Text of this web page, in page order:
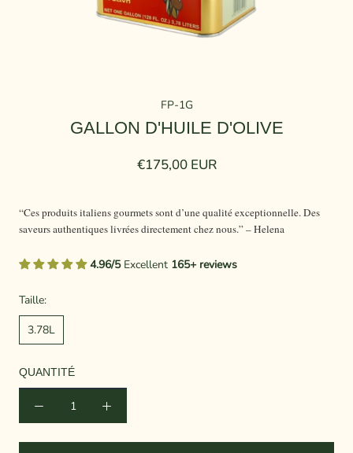
FP-1G
GALLON D'HUILE D'OLIVE
€175,00 EUR
“Ces produits italiens gourmets sont d’une qualité exceptionnelle. Des
saveurs authentiques livrées directement chez nous.” – Helena
4.96/5Excellent 165+ reviews
Taille:
3.78L
QUANTITÉ